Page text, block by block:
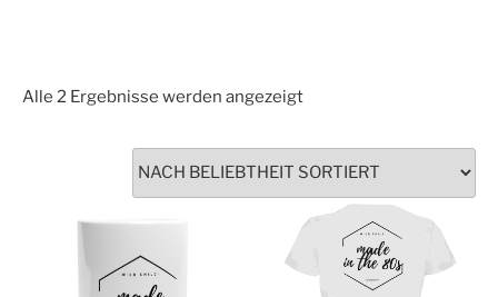
Alle 2 Ergebnisse werden angezeigt